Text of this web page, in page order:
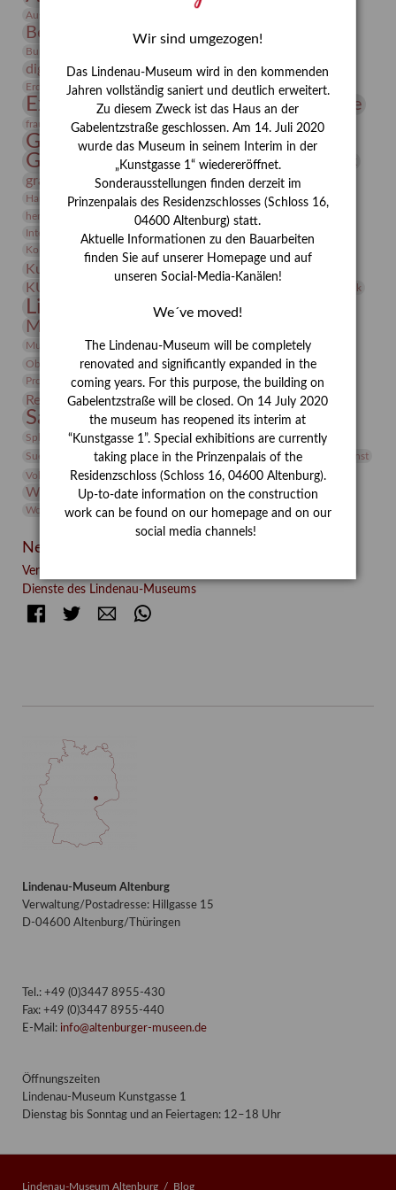
Ausstellung „Vier Winde“
Bernhard August von Lindenau
Burg Posterstein
digitallabor Entartete Kunst
Enteignung
Erdmann Julius Dietrich
Erlebnisportal estrusker Exlibris
Expressionismus Festrede Florenz Fotografie
frauen Frauen in der Antike und heute
Gerhard-Altenbourg-Preis
Gerhard Altenbourg
Gerhard Kurt Müller
grafische sammlung griechische Mythologie
Hanns-Conon von der Gabelentz Heinrich Kirchhoff Heldinnen
herman de vries Humboldt
Insekten
Integriertes Schädlingsmanagement
Jahresempfang
Kolosseum
Kunst
Kunstmuseum Kunstvermittlung Kunst von Kühl
KUNSTWAND Künstler Lehmbruck
Lindenau-Museum Marstall
Museumsgeschichte
Museumspädagogik Mäzen Napoleon Natur
Neue Remise
Objekt im Fokus
Paul Klee Peter Schnürpel Phelloplastik
Pohlhof
Provenienz
Provenienzforschung
Restaurierung Restitution Rudi Lesser Ruth Wolf-Rehfeld
Sammlung Samstagszeichner Skulptur
Sonderausstellung
Sphinx
studio Studio Bildende Kunst
studioDIGITAL
Suermondt-Ludwig-Museum
Vermittlung Video
Videokunst
Volontariat
Walter Rheiner Weihnachten Werefkin
Werkbetrachtung Winter Wissenschaft
Wolf and Dog
Wolf und Hund
Zirkuswoche
Neueste Beiträge
Verschenkt, verkauft, vergessen? – Kunstdetektivinnen im
Dienste des Lindenau-Museums
FacebookTwitter E-mail
Lindenau-Museum Altenburg
Verwaltung/Postadresse: Hillgasse 15
D-04600 Altenburg/Thüringen
Tel.: +49 (0)3447 8955-430
Fax: +49 (0)3447 8955-440
E-Mail: info@altenburger-museen.de
Öffnungszeiten
Lindenau-Museum Kunstgasse 1
Dienstag bis Sonntag und an Feiertagen: 12–18 Uhr
Lindenau-Museum Altenburg Blog
Wir sind umgezogen!
Das Lindenau-Museum wird in den kommenden
Jahren vollständig saniert und deutlich erweitert.
Zu diesem Zweck ist das Haus an der
Gabelentzstraße geschlossen. Am 14. Juli 2020
wurde das Museum in seinem Interim in der
„Kunstgasse 1“ wiedereröffnet.
Sonderausstellungen finden derzeit im
Prinzenpalais des Residenzschlosses (Schloss 16,
04600 Altenburg) statt.
Aktuelle Informationen zu den Bauarbeiten
finden Sie auf unserer Homepage und auf
unseren Social-Media-Kanälen!
We´ve moved!
The Lindenau-Museum will be completely
renovated and significantly expanded in the
coming years. For this purpose, the building on
Gabelentzstraße will be closed. On 14 July 2020
the museum has reopened its interim at
“Kunstgasse 1”. Special exhibitions are currently
taking place in the Prinzenpalais of the
Residenzschloss (Schloss 16, 04600 Altenburg).
Up-to-date information on the construction
work can be found on our homepage and on our
social media channels!